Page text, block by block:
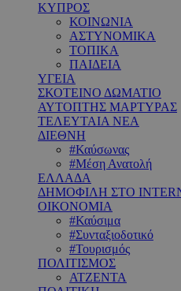
ΚΥΠΡΟΣ
ΚΟΙΝΩΝΙΑ
ΑΣΤΥΝΟΜΙΚΑ
ΤΟΠΙΚΑ
ΠΑΙΔΕΙΑ
ΥΓΕΙΑ
ΣΚΟΤΕΙΝΟ ΔΩΜΑΤΙΟ
ΑΥΤΟΠΤΗΣ ΜΑΡΤΥΡΑΣ
ΤΕΛΕΥΤΑΙΑ ΝΕΑ
ΔΙΕΘΝΗ
#Καύσωνας
#Μέση Ανατολή
ΕΛΛΑΔΑ
ΔΗΜΟΦΙΛΗ ΣΤΟ
ΟΙΚΟΝΟΜΙΑ
#Καύσιμα
#Συνταξιοδοτικό
#Τουρισμός
ΠΟΛΙΤΙΣΜΟΣ
ΑΤΖΕΝΤΑ